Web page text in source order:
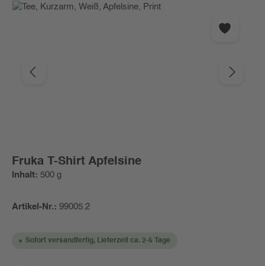
Bildergalerie überspringen
Fruka T-Shirt Apfelsine
Inhalt: 500 g
Artikel-Nr.: 99005.2
Sofort versandfertig, Lieferzeit ca. 2-5 Tage